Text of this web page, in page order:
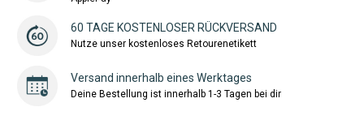
60 TAGE KOSTENLOSER RÜCKVERSAND
Nutze unser kostenloses Retourenetikett
Versand innerhalb eines Werktages
Deine Bestellung ist innerhalb 1-3 Tagen bei dir